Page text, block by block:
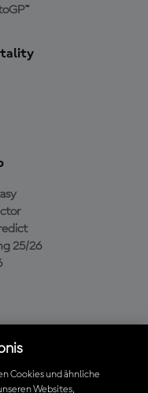
25/26
Cookies und ähnliche
Websites,